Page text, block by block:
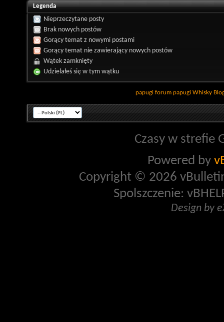
Legenda
Nieprzeczytane posty
Brak nowych postów
Gorący temat z nowymi postami
Gorący temat nie zawierający nowych postów
Wątek zamknięty
Udzielałeś się w tym wątku
papugi forum papugi Whisky
Czasy w strefie
Powered by
Copyright © 2026
Spolszczenie:
Design by